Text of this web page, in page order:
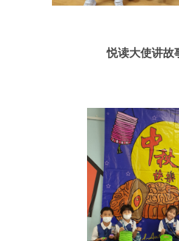
悦读大使讲故